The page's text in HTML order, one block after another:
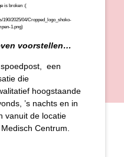
voorstellen…
een
die
hoogstaande
’s nachts en in
vanuit de locatie
Centrum.